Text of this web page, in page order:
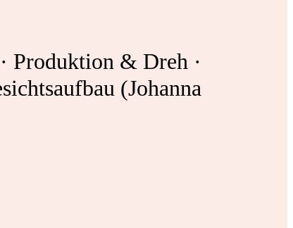
Produktion & Dreh ·
(Johanna